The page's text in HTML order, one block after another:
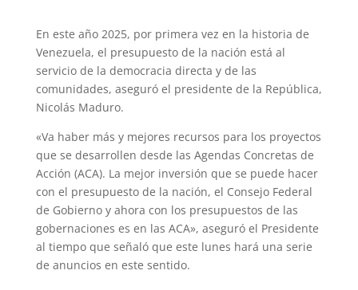
En este año 2025, por primera vez en la historia de
Venezuela, el presupuesto de la nación está al
servicio de la democracia directa y de las
comunidades, aseguró el presidente de la República,
Nicolás Maduro.
«Va haber más y mejores recursos para los proyectos
que se desarrollen desde las Agendas Concretas de
Acción (ACA). La mejor inversión que se puede hacer
con el presupuesto de la nación, el Consejo Federal
de Gobierno y ahora con los presupuestos de las
gobernaciones es en las ACA», aseguró el Presidente
al tiempo que señaló que este lunes hará una serie
de anuncios en este sentido.